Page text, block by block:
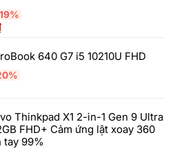
19%
640 G7 i5 10210U FHD
Thinkpad X1 2-in-1 Gen 9 Ultra
FHD+ Cảm ứng lật xoay 360
tay 99%